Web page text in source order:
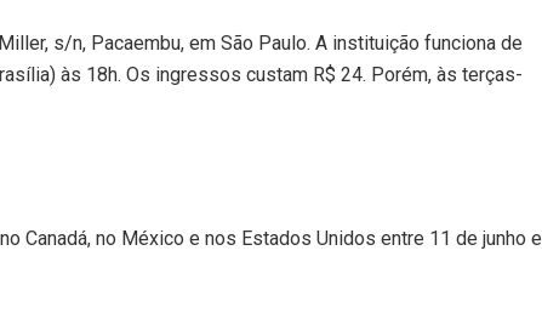
s/n, Pacaembu, em São Paulo. A instituição funciona de
às 18h. Os ingressos custam R$ 24. Porém, às terças-
Canadá, no México e nos Estados Unidos entre 11 de junho e